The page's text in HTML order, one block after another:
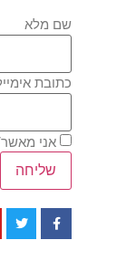
שם מלא
כתובת
אני